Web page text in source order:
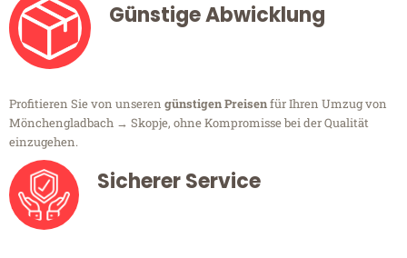
Günstige Abwicklung
Profitieren Sie von unseren günstigen Preisenfür Ihren Umzug von
Mönchengladbach → Skopje, ohne Kompromisse bei der Qualität
einzugehen.
Sicherer Service